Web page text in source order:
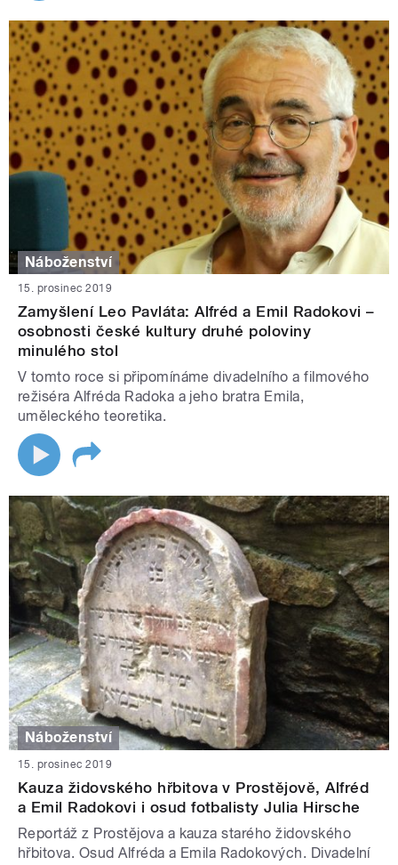
Náboženství
15. prosinec 2019
Zamyšlení Leo Pavláta: Alfréd a Emil Radokovi –
osobnosti české kultury druhé poloviny
minulého stol
V tomto roce si připomínáme divadelního a filmového
režiséra Alfréda Radoka a jeho bratra Emila,
uměleckého teoretika.
Náboženství
15. prosinec 2019
Kauza židovského hřbitova v Prostějově, Alfréd
a Emil Radokovi i osud fotbalisty Julia Hirsche
Reportáž z Prostějova a kauza starého židovského
hřbitova. Osud Alfréda a Emila Radokových. Divadelní